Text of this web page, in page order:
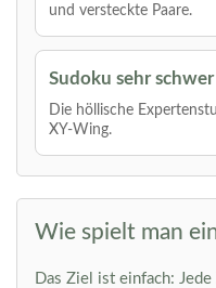
und versteckte Paare.
Sudoku sehr schwer
Die höllische
XY-Wing.
Wie spielt man
Das Ziel ist einfach: